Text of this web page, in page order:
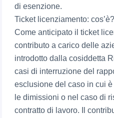
di esenzione.
Ticket licenziamento: cos’è?
Come anticipato il ticket
contributo a carico delle
introdotto dalla cosiddetta
casi di interruzione del
esclusione del caso in cui
le dimissioni o nel caso di
contratto di lavoro. Il